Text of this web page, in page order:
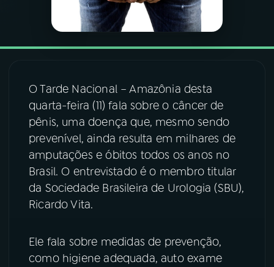
VIDEOCASTS
08 FESTIVAL DE MÚSICA
ACOMPANHE A RÁDIO NACIONAL
YouTube Facebook
Instagram
O Tarde Nacional – Amazônia desta
quarta-feira (11) fala sobre o câncer de
pênis, uma doença que, mesmo sendo
prevenível, ainda resulta em milhares de
amputações e óbitos todos os anos no
Brasil. O entrevistado é o membro titular
da Sociedade Brasileira de Urologia (SBU),
Ricardo Vita.
Ele fala sobre medidas de prevenção,
como higiene adequada, auto exame